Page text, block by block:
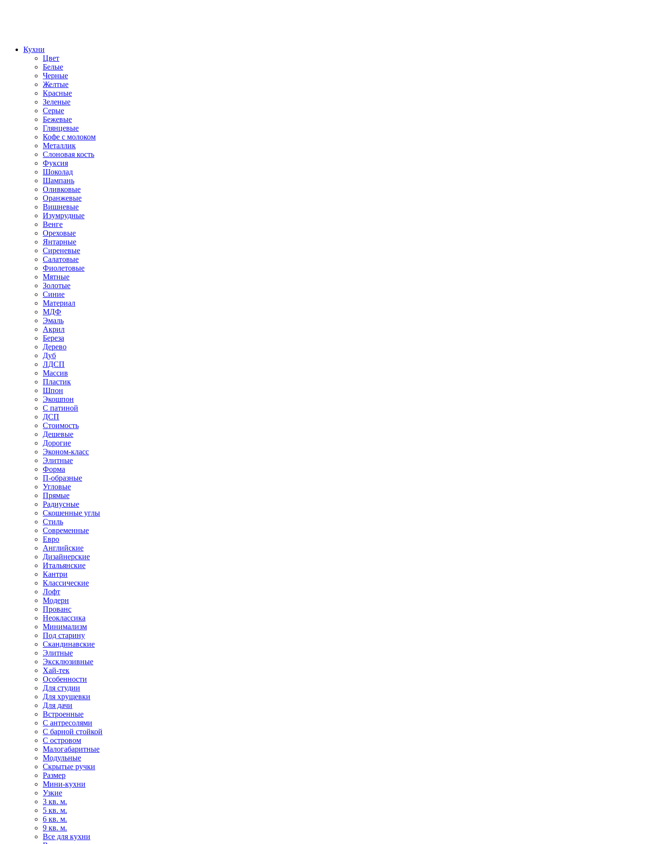
Кухни
Цвет
Белые
Черные
Желтые
Красные
Зеленые
Серые
Бежевые
Глянцевые
Кофе с молоком
Металлик
Слоновая кость
Фуксия
Шоколад
Шампань
Оливковые
Оранжевые
Вишневые
Изумрудные
Венге
Ореховые
Янтарные
Сиреневые
Салатовые
Фиолетовые
Мятные
Золотые
Синие
Материал
МДФ
Эмаль
Акрил
Береза
Дерево
Дуб
ЛДСП
Массив
Пластик
Шпон
Экошпон
С патиной
ДСП
Стоимость
Дешевые
Дорогие
Эконом-класс
Элитные
Форма
П-образные
Угловые
Прямые
Радиусные
Скошенные углы
Стиль
Современные
Евро
Английские
Дизайнерские
Итальянские
Кантри
Классические
Лофт
Модерн
Прованс
Неоклассика
Минимализм
Под старину
Скандинавские
Элитные
Эксклюзивные
Хай-тек
Особенности
Для студии
Для хрущевки
Для дачи
Встроенные
С антресолями
С барной стойкой
С островом
Малогабаритные
Модульные
Скрытые ручки
Размер
Мини-кухни
Узкие
3 кв. м.
5 кв. м.
6 кв. м.
9 кв. м.
Все для кухни